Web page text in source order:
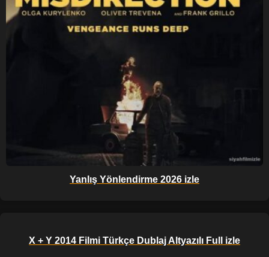
Yanlış Yönlendirme 2026 izle
X + Y 2014 Filmi Türkçe Dublaj Altyazılı Full izle